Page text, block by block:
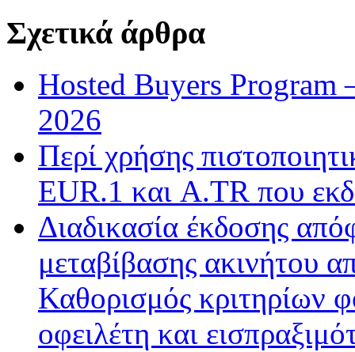
Σχετικά άρθρα
Hosted Buyers Program
2026
Περί χρήσης
EUR.1 και A.TR που
Διαδικασία έκδοσης
μεταβίβασης ακινήτου
Καθορισμός κριτηρίων
οφειλέτη και